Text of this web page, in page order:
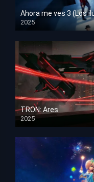
Ahora me ves 3 (Los
2025
HD 1080p
TRON: Ares
2025
HD 1080p